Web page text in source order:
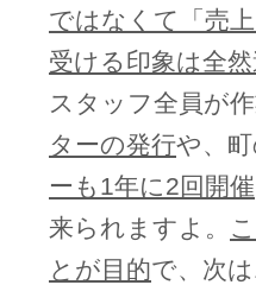
ではなくて「売
受ける印象は全
スタッフ全員が
ターの発行や、
ーも1年に2回開催
来られますよ。
とが目的で、次